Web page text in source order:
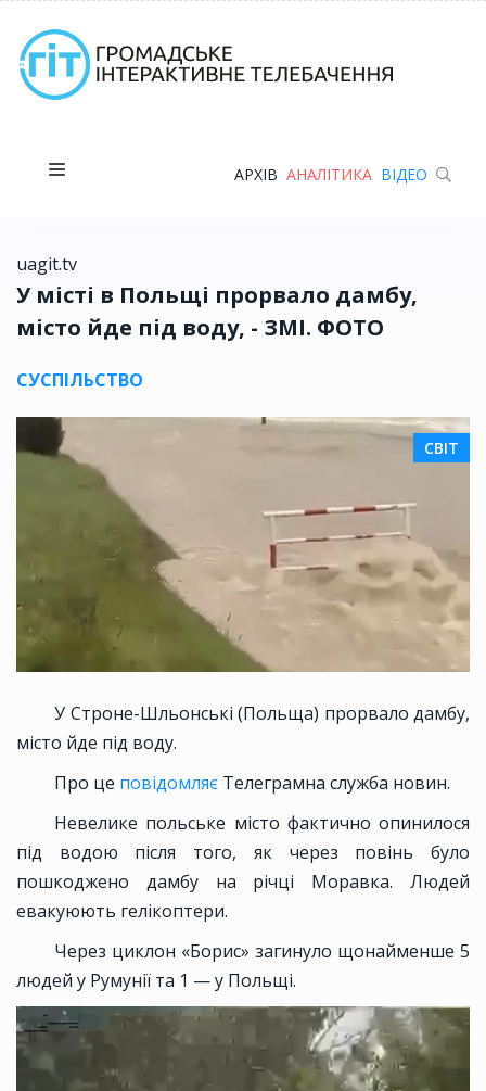
АРХІВ АНАЛІТИКА ВІДЕО
uagit.tv
У місті в Польщі прорвало дамбу,
місто йде під воду, - ЗМІ. ФОТО
СУСПІЛЬСТВО
СВІТ
У Строне-Шльонські (Польща) прорвало дамбу,
місто йде під воду.
Про це повідомляє Телеграмна служба новин.
Невелике польське місто фактично опинилося
під водою після того, як через повінь було
пошкоджено дамбу на річці Моравка. Людей
евакуюють гелікоптери.
Через циклон «Борис» загинуло щонайменше 5
людей у Румунії та 1 — у Польщі.